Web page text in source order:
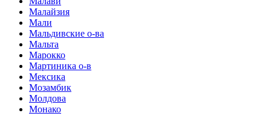
Малайзия
Мали
Мальдивские о-ва
Мальта
Марокко
Мартиника о-в
Мексика
Мозамбик
Молдова
Монако